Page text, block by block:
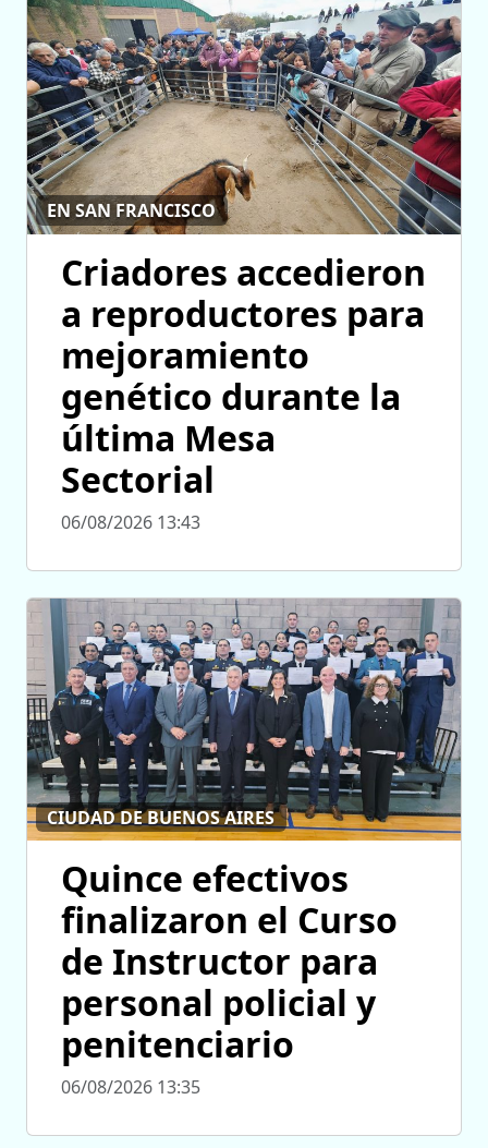
EN SAN FRANCISCO
Criadores accedieron
a reproductores para
mejoramiento
genético durante la
última Mesa
Sectorial
06/08/2026 13:43
CIUDAD DE BUENOS AIRES
Quince efectivos
finalizaron el Curso
de Instructor para
personal policial y
penitenciario
06/08/2026 13:35